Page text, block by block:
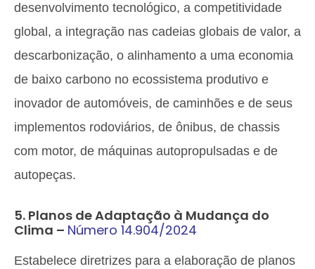
desenvolvimento tecnológico, a competitividade
global, a integração nas cadeias globais de valor, a
descarbonização, o alinhamento a uma economia
de baixo carbono no ecossistema produtivo e
inovador de automóveis, de caminhões e de seus
implementos rodoviários, de ônibus, de chassis
com motor, de máquinas autopropulsadas e de
autopeças.
5. Planos de Adaptação à Mudança do
Clima – Número 14.904/2024
Estabelece diretrizes para a elaboração de planos